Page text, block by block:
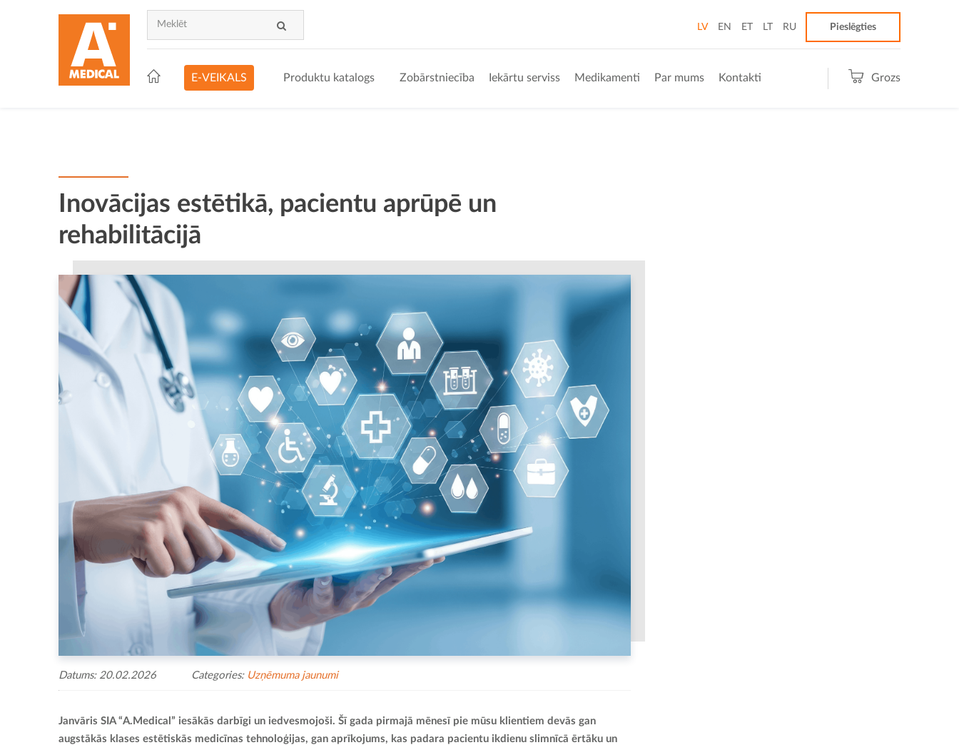
LV EN ET LT RU Pieslēgties
E-VEIKALS Produktu katalogs Zobārstniecība Iekārtu serviss Medikamenti Par mums Kontakti Grozs
Inovācijas estētikā, pacientu aprūpē un
rehabilitācijā
Datums: 20.02.2026 Categories: Uzņēmuma jaunumi
Janvāris SIA “A.Medical” iesākās darbīgi un iedvesmojoši. Šī gada pirmajā mēnesī pie mūsu klientiem devās gan
augstākās klases estētiskās medicīnas tehnoloģijas, gan aprīkojums, kas padara pacientu ikdienu slimnīcā ērtāku un